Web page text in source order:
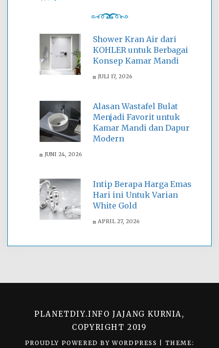
Shower Kran Air dari
KOHLER untuk Berbagai
Konsep Kamar Mandi
JULI 17, 2026
Alasan Wastafel Bulat
Menjadi Favorit untuk
Kamar Mandi dan Dapur
Modern
JUNI 24, 2026
Intip Berapa Harga Emas
Hari ini Untuk Varian
White Gold
APRIL 27, 2026
PLANETDIY.INFO JAJANG KURNIA,
COPYRIGHT 2019
PROUDLY POWERED BY WORDPRESS
THEME: